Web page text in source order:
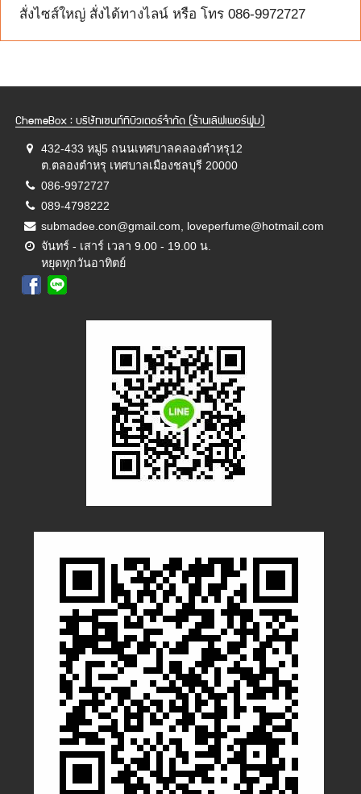
สั่งไซส์ใหญ่ สั่งได้ทางไลน์ หรือ โทร 086-9972727
ChemeBox : บริษัทเซนท์ทิบิวเตอร์จำกัด (ร้านเลิฟเพอร์ฟูม)
432-433 หมู่5 ถนนเทศบาลคลองตำหรุ12
ต.ตลองตำหรุ เทศบาลเมืองชลบุรี 20000
086-9972727
089-4798222
submadee.con@gmail.com, loveperfume@hotmail.com
จันทร์ - เสาร์ เวลา 9.00 - 19.00 น.
หยุดทุกวันอาทิตย์